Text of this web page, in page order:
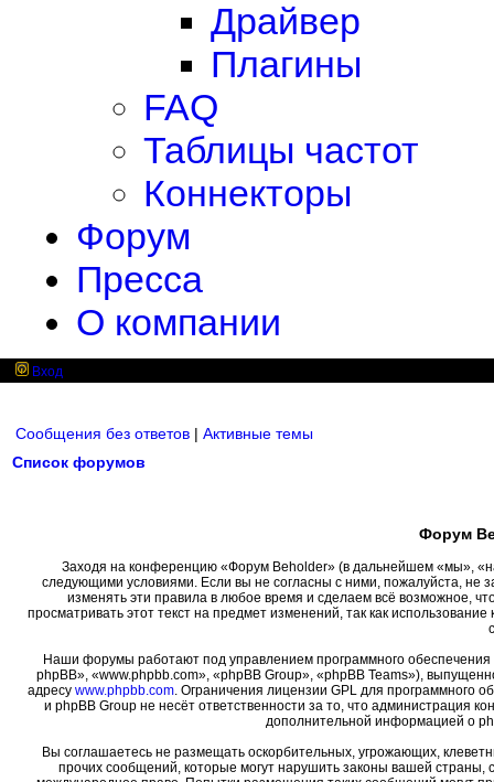
Драйвер
Плагины
FAQ
Таблицы частот
Коннекторы
Форум
Пресса
О компании
Вход
Сообщения без ответов | Активные темы
Список форумов
Форум
Заходя на конференцию «Форум Beholder» (в дальнейшем «мы»,
следующими условиями. Если вы не согласны с ними, пожалуйста, не
изменять эти правила в любое время и сделаем всё возможное,
просматривать этот текст на предмет изменений, так как
Наши форумы работают под управлением программного
phpBB», «www.phpbb.com», «phpBB Group», «phpBB Teams»),
адресу www.phpbb.com. Ограничения лицензии GPL для программного
и phpBB Group не несёт ответственности за то, что администрация
дополнительной информацией о
Вы соглашаетесь не размещать оскорбительных, угрожающих,
прочих сообщений, которые могут нарушить законы вашей страны,